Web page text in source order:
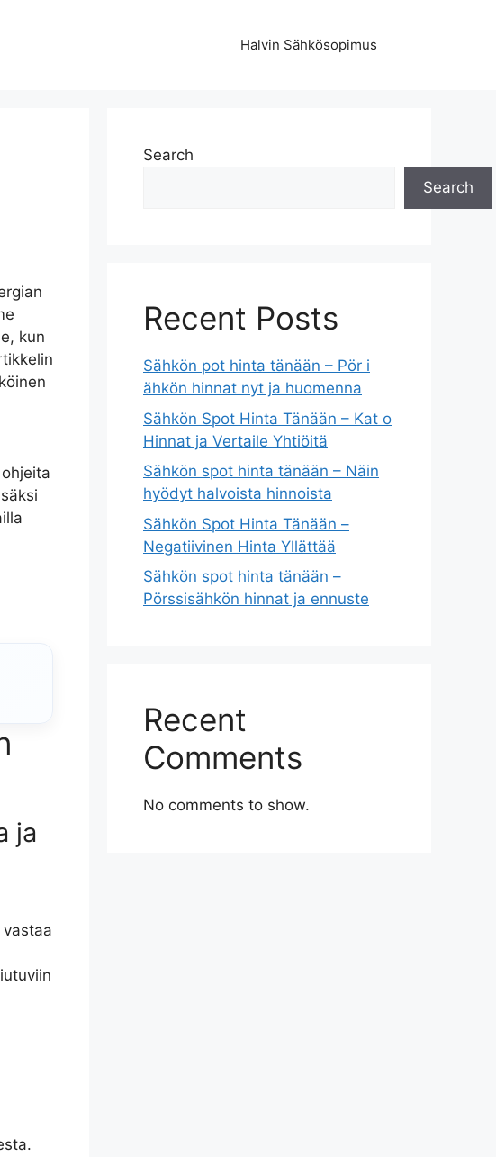
Halvin Sähkösopimus
kun
ja
Search
Search
Recent Posts
Sähkön pot hinta tänään – Pör i
ähkön hinnat nyt ja huomenna
Sähkön Spot Hinta Tänään – Kat o
Hinnat ja Vertaile Yhtiöitä
Sähkön spot hinta tänään – Näin
hyödyt halvoista hinnoista
Sähkön Spot Hinta Tänään –
Negatiivinen Hinta Yllättää
Sähkön spot hinta tänään –
Pörssisähkön hinnat ja ennuste
Recent
Comments
No comments to show.